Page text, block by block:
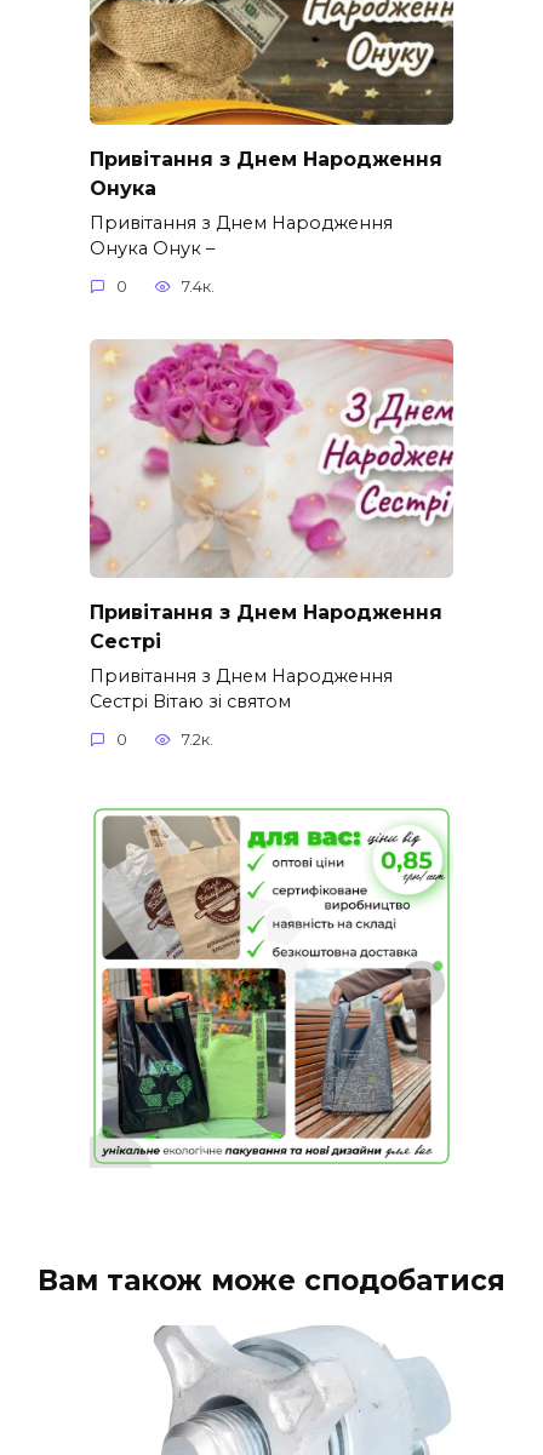
Привітання з Днем Народження
Онука
Привітання з Днем Народження
Онука Онук –
0 7.4к.
Привітання з Днем Народження
Сестрі
Привітання з Днем Народження
Сестрі Вітаю зі святом
0 7.2к.
Вам також може сподобатися